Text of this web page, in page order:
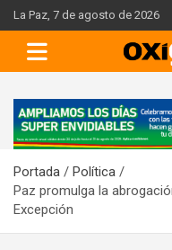
Skip
to
content
La Paz, 7 de agosto de 2026
A
d
e
r
t
Portada
Política
Paz promulga la
Excepción